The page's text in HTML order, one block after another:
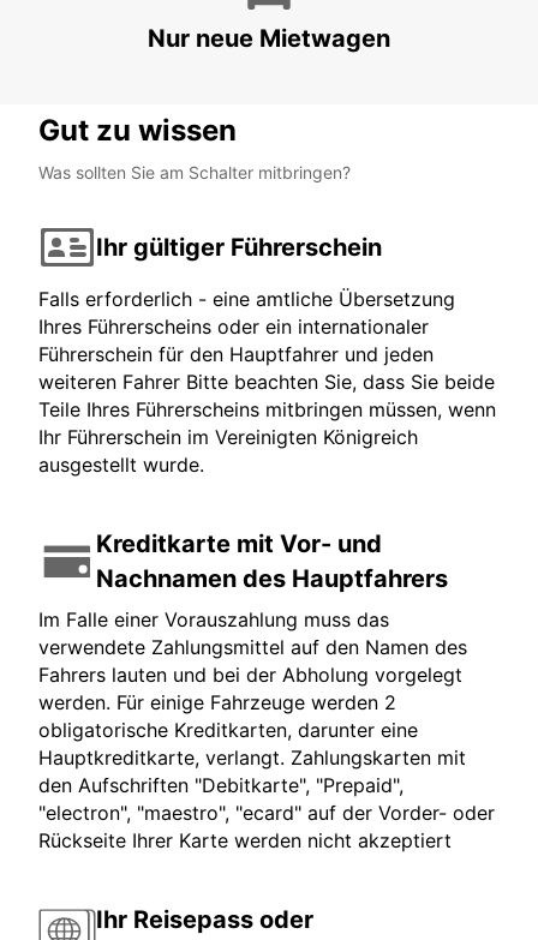
Nur neue Mietwagen
Gut zu wissen
Was sollten Sie am Schalter mitbringen?
Ihr gültiger Führerschein
Falls erforderlich - eine amtliche Übersetzung
Ihres Führerscheins oder ein internationaler
Führerschein für den Hauptfahrer und jeden
weiteren Fahrer Bitte beachten Sie, dass Sie beide
Teile Ihres Führerscheins mitbringen müssen, wenn
Ihr Führerschein im Vereinigten Königreich
ausgestellt wurde.
Kreditkarte mit Vor- und
Nachnamen des Hauptfahrers
Im Falle einer Vorauszahlung muss das
verwendete Zahlungsmittel auf den Namen des
Fahrers lauten und bei der Abholung vorgelegt
werden. Für einige Fahrzeuge werden 2
obligatorische Kreditkarten, darunter eine
Hauptkreditkarte, verlangt. Zahlungskarten mit
den Aufschriften "Debitkarte", "Prepaid",
"electron", "maestro", "ecard" auf der Vorder- oder
Rückseite Ihrer Karte werden nicht akzeptiert
Ihr Reisepass oder